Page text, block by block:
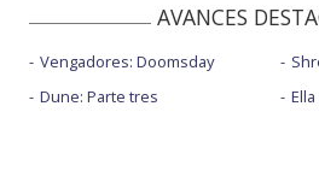
AVANCES
Vengadores: Doomsday
Dune: Parte tres